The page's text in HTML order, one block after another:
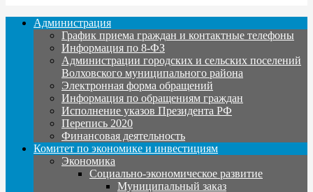
Администрация
График приема граждан и контактные телефоны
Информация по 8-ФЗ
Администрации городских и сельских поселений
Волховского муниципального района
Электронная форма обращений
Информация по обращениям граждан
Исполнение указов Президента РФ
Перепись 2020
Финансовая деятельность
Комитет по экономике и инвестициям
Экономика
Социально-экономическое развитие
Муниципальный заказ